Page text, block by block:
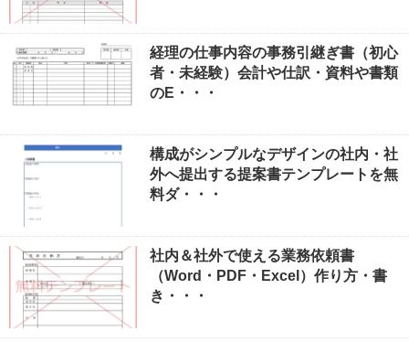
経理の仕事内容の事務引継ぎ書（初心
者・未経験）会計や仕訳・資料や書類
のE・・・
構成がシンプルなデザインの社内・社
外へ提出する提案書テンプレートを無
料ダ・・・
社内＆社外で使える業務依頼書
（Word・PDF・Excel）作り方・書
き・・・